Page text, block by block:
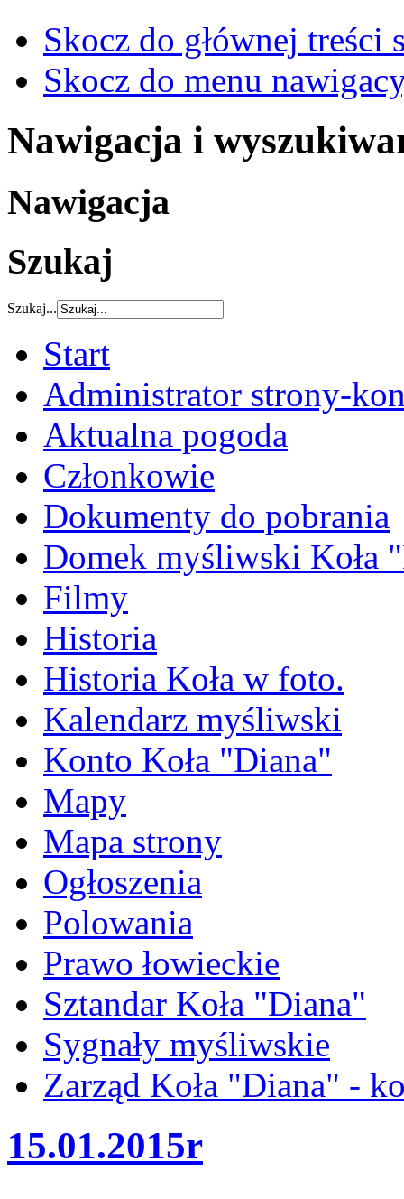
Skocz do głównej treści
Skocz do menu
Nawigacja i
Nawigacja
Szukaj
Szukaj...
Start
Administrator strony-
Aktualna pogoda
Członkowie
Dokumenty do pobrania
Domek myśliwski Koła
Filmy
Historia
Historia Koła w foto.
Kalendarz myśliwski
Konto Koła "Diana"
Mapy
Mapa strony
Ogłoszenia
Polowania
Prawo łowieckie
Sztandar Koła "Diana"
Sygnały myśliwskie
Zarząd Koła "Diana" -
15.01.2015r